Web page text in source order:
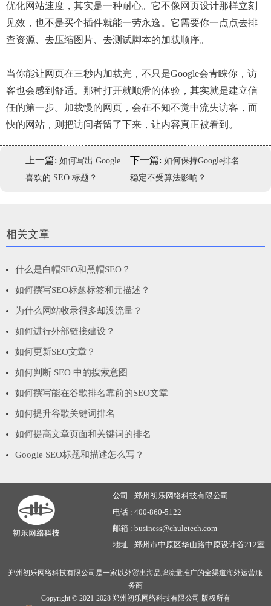
优化网站速度，其实是一种耐心。它不像网页设计那样立刻
见效，也不是买个插件就能一劳永逸。它需要你一点点去排
查资源、去压缩图片、去测试脚本的加载顺序。
当你能让网页在三秒内加载完，不只是Google会青睐你，访
客也会感到舒适。那种打开就顺滑的体验，其实就是建立信
任的第一步。加载慢的网页，会在不知不觉中流失访客，而
快的网站，则把访问者留了下来，让内容真正被看到。
上一篇: 如何写出 Google
喜欢的 SEO 标题？
下一篇:如何保持Google排名
稳定不受算法影响？
相关文章
什么是白帽SEO和黑帽SEO？
如何撰写SEO标题标签和元描述？
为什么网站收录很多却没流量？
如何进行外部链接建设？
如何更新SEO文章？
如何判断 SEO 中的搜索意图
如何撰写能在谷歌排名靠前的SEO文章
如何提升谷歌关键词排名
如何提高文章页面和关键词的排名
Google SEO标题和描述怎么写？
公司 : 郑州初乐网络科技有限公司
电话 : 400-860-5122
邮箱 : business@chuletech.com
地址 : 郑州市中原区华山路中原设计谷212室
郑州初乐网络科技有限公司是一家以外贸出海品牌流量推广的全渠道海外运营服
务商
Copyright © 2021-2028 郑州初乐网络科技有限公司 版权所有